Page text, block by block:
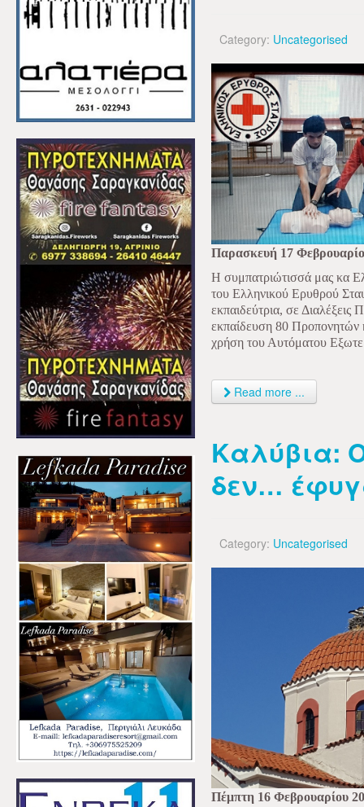
Category: Uncategorised
Παρασκευή 17
Η συμπατριώτισσά μας κα
του Ελληνικού Ερυθρού
εκπαιδεύτρια, σε
εκπαίδευση 80
χρήση του Αυτόματου
Read more ...
Καλύβια:
δεν…
Category: Uncategorised
Πέμπτη 16 Φεβρουαρίου